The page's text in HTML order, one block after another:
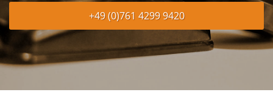
+49 (0)761 4299 9420